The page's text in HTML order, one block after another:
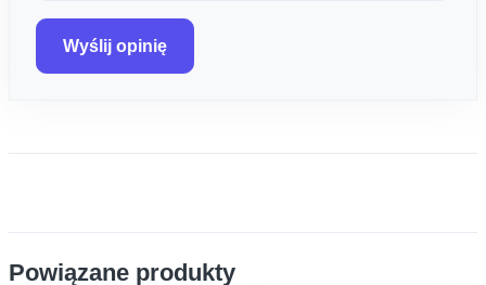
Wyślij opinię
Powiązane produkty